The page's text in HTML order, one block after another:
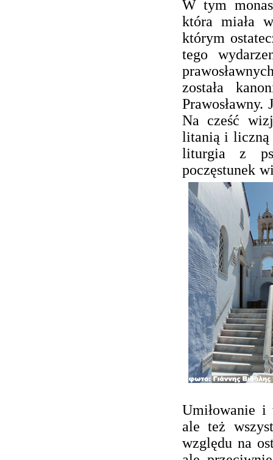
W tym
która miała
którym
tego
została
Na cześć
litanią i liczną
liturgia z
poczęstunek
Umiłowanie i
ale też
względu na